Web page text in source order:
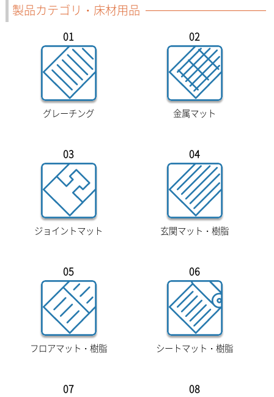
製品カテゴリ・床材用品
01
グレーチング
02
金属マット
03
ジョイントマット
04
玄関マット・樹脂
05
フロアマット・樹脂
06
シートマット・樹脂
07 08